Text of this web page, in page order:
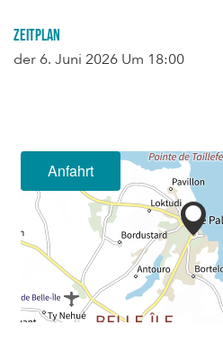
Zeitplan
der 6. Juni 2026 Um 18:00
Anfahrt